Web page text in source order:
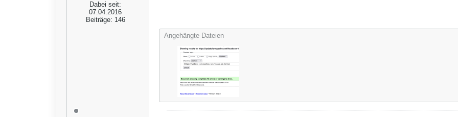
Dabei seit:
07.04.2016
Beiträge: 146
Angehängte Dateien